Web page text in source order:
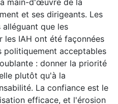
main-d'œuvre de la
et ses dirigeants. Les
que les
les IAH ont été façonnées
politiquement acceptables
: donner la priorité
plutôt qu'à la
La confiance est le
efficace, et l'érosion